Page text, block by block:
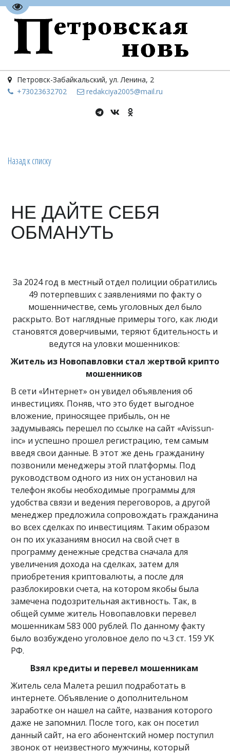
Перейти на версию для слабовидящих
Петровск-Забайкальский, ул. Ленина, 2
+73023632702 redakciya2005@mail.ru
Назад к списку
НЕ ДАЙТЕ СЕБЯ
ОБМАНУТЬ
За 2024 год в местный отдел полиции обратились
49 потерпевших с заявлениями по факту о
мошенничестве, семь уголовных дел было
раскрыто. Вот наглядные примеры того, как люди
становятся доверчивыми, теряют бдительность и
ведутся на уловки мошенников:
Житель из Новопавловки стал жертвой крипто
мошенников
В сети «Интернет» он увидел объявления об
инвестициях. Поняв, что это будет выгодное
вложение, приносящее прибыль, он не
задумываясь перешел по ссылке на сайт «Avissun-
inc» и успешно прошел регистрацию, тем самым
введя свои данные. В этот же день гражданину
позвонили менеджеры этой платформы. Под
руководством одного из них он установил на
телефон якобы необходимые программы для
удобства связи и ведения переговоров, а другой
менеджер предложила сопровождать гражданина
во всех сделках по инвестициям. Таким образом
он по их указаниям вносил на свой счет в
программу денежные средства сначала для
увеличения дохода на сделках, затем для
приобретения криптовалюты, а после для
разблокировки счета, на котором якобы была
замечена подозрительная активность. Так, в
общей сумме житель Новопавловки перевел
мошенникам 583 000 рублей. По данному факту
было возбуждено уголовное дело по ч.3 ст. 159 УК
РФ.
Взял кредиты и перевел мошенникам
Житель села Малета решил подработать в
интернете. Объявление о дополнительном
заработке он нашел на сайте, названия которого
даже не запомнил. После того, как он посетил
данный сайт, на его абонентский номер поступил
звонок от неизвестного мужчины, который